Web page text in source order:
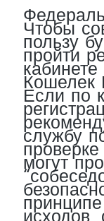
Чтобы
пользу
пройти
Если по
службу
могут